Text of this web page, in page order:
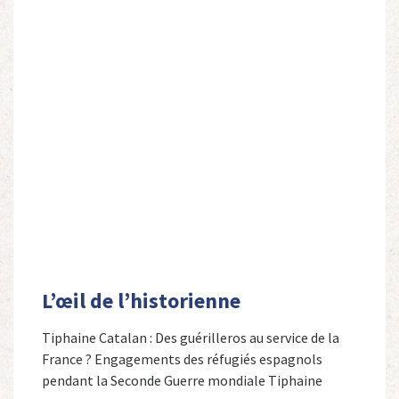
L’œil de l’historienne
Tiphaine Catalan : Des guérilleros au service de la
France ? Engagements des réfugiés espagnols
pendant la Seconde Guerre mondiale Tiphaine